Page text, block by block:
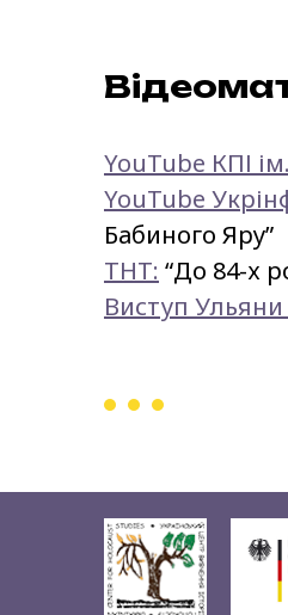
YouTube КПІ
YouTube
Бабиного Яру”
ТНТ: “До 84-х
Виступ Ульяни